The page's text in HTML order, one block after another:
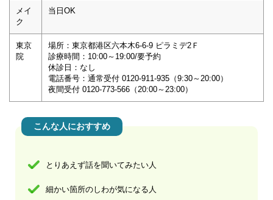
メイ
ク
当日OK
東京
院
場所：東京都港区六本木6-6-9 ピラミデ2Ｆ
診療時間：10:00～19:00/要予約
休診日：なし
電話番号：通常受付 0120-911-935（9:30～20:00）
夜間受付 0120-773-566（20:00～23:00）
こんな人におすすめ
とりあえず話を聞いてみたい人
細かい箇所のしわが気になる人